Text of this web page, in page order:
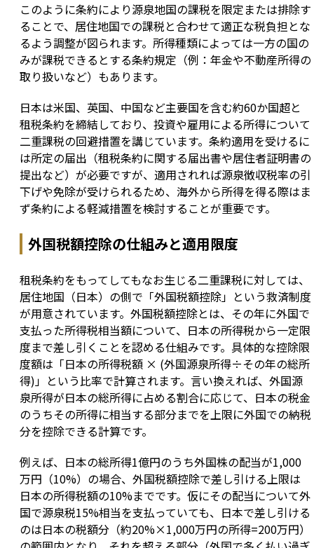
このように条約により源泉地国の課税を限定または排除す
ることで、居住地国での課税と合わせて適正な税負担とな
るよう調整が図られます。所得種類によっては一方の国の
みが課税できるとする条約規定（例：年金や不動産所得の
取り扱いなど）もあります。
日本は米国、英国、中国など主要国を含む約60か国超と
租税条約を締結しており、投資や雇用による所得について
二重課税の回避措置を講じています。条約適用を受けるに
は所定の届出（租税条約に関する届出書や居住者証明書の
提出など）が必要ですが、適用されれば源泉徴収税率の引
下げや免除が受けられるため、海外から所得を得る際はま
ず条約による軽減措置を検討することが重要です。
外国税額控除の仕組みと適用限度
租税条約をもってしてもなお生じる二重課税に対しては、
居住地国（日本）の側で「外国税額控除」という救済制度
が用意されています。外国税額控除とは、その年に外国で
支払った所得税相当額について、日本の所得税から一定限
度まで差し引くことを認める仕組みです。具体的な控除限
度額は「日本の所得税額 × (外国源泉所得÷その年の総所
得)」という比率で計算されます。言い換えれば、外国源
泉所得が日本の総所得に占める割合に応じて、日本の税金
のうちその所得に相当する部分までを上限に外国での納税
分を控除できる計算です。
例えば、日本の総所得1億円のうち外国株の配当が1,000
万円（10%）の場合、外国税額控除で差し引ける上限は
日本の所得税額の10%までです。仮にその配当について外
国で源泉税15%相当を支払っていても、日本で差し引ける
のは日本の税額分（約20%×1,000万円の所得=200万円）